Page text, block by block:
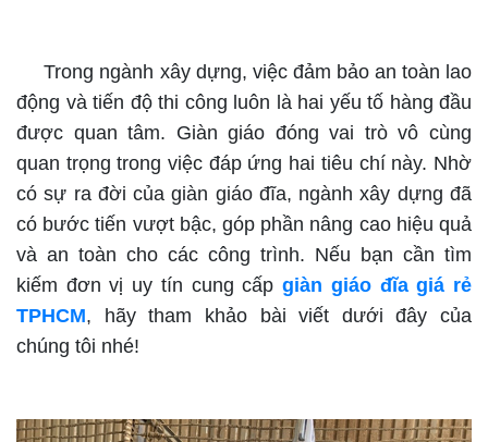
Trong ngành xây dựng, việc đảm bảo an toàn lao
động và tiến độ thi công luôn là hai yếu tố hàng đầu
được quan tâm. Giàn giáo đóng vai trò vô cùng
quan trọng trong việc đáp ứng hai tiêu chí này. Nhờ
có sự ra đời của giàn giáo đĩa, ngành xây dựng đã
có bước tiến vượt bậc, góp phần nâng cao hiệu quả
và an toàn cho các công trình. Nếu bạn cần tìm
kiếm đơn vị uy tín cung cấpgiàn giáo đĩa giá rẻ
TPHCM, hãy tham khảo bài viết dưới đây của
chúng tôi nhé!